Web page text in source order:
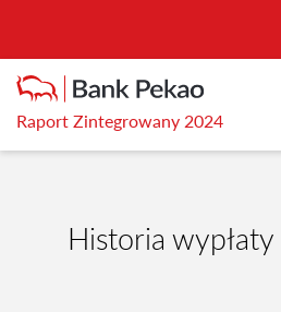
Raport Zintegrowany 2024
Historia